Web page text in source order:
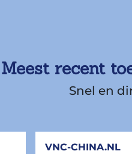
Meest recent
Snel en
VNC-CHINA.NL